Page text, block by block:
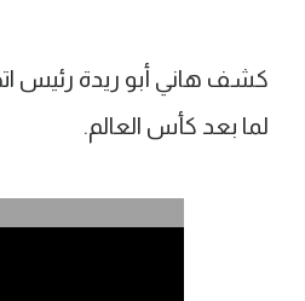
كشف هاني أبو ريدة رئيس
لما بعد كأس العالم.